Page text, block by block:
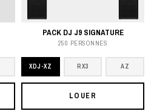
PACK DJ J9 SIGNATURE
250 PERSONNES
XDJ-XZ RX3 AZ
LOUER